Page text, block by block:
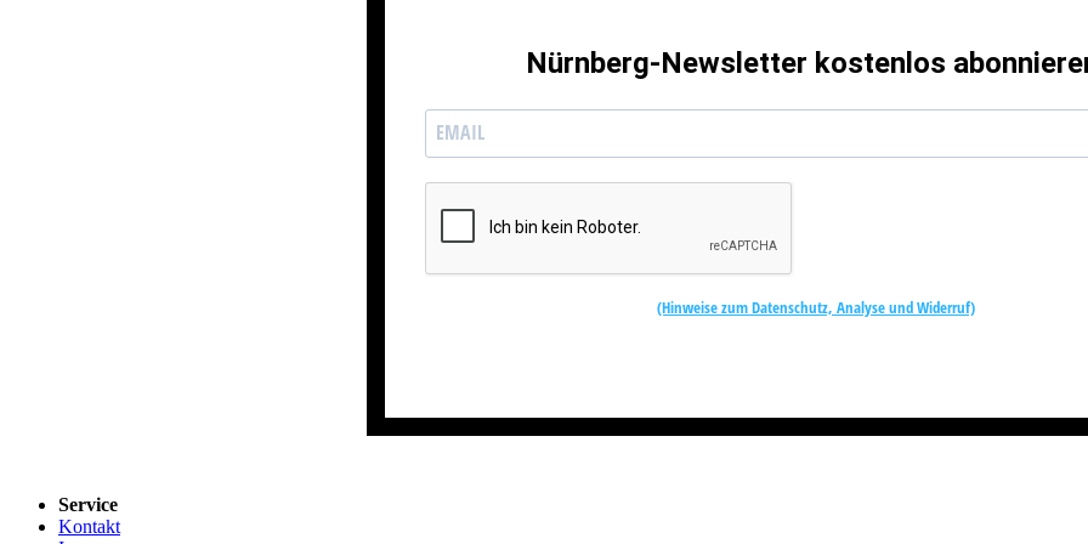
Nürnberg-Newsletter kostenlos
(Hinweise zum Datenschutz, Analyse und Widerruf)
Service
Kontakt